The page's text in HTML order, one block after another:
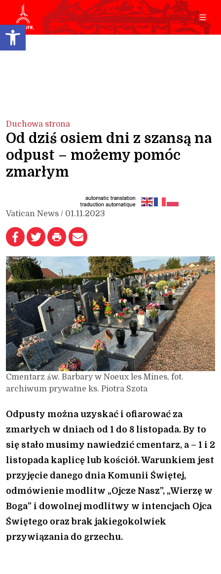
Open toolbar
Duchowa strona
Od dziś osiem dni z szansą na
odpust – możemy pomóc
zmarłym
Vatican News / 01.11.2023
Cmentarz św. Barbary w Noeux les Mines, fot.
archiwum prywatne ks. Piotra Szota
Odpusty można uzyskać i ofiarować za
zmarłych w dniach od 1 do 8 listopada. By to
się stało musimy nawiedzić cmentarz, a – 1 i 2
listopada kaplicę lub kościół. Warunkiem jest
przyjęcie danego dnia Komunii Świętej,
odmówienie modlitw „Ojcze Nasz”, „Wierzę w
Boga” i dowolnej modlitwy w intencjach Ojca
Świętego oraz brak jakiegokolwiek
przywiązania do grzechu.